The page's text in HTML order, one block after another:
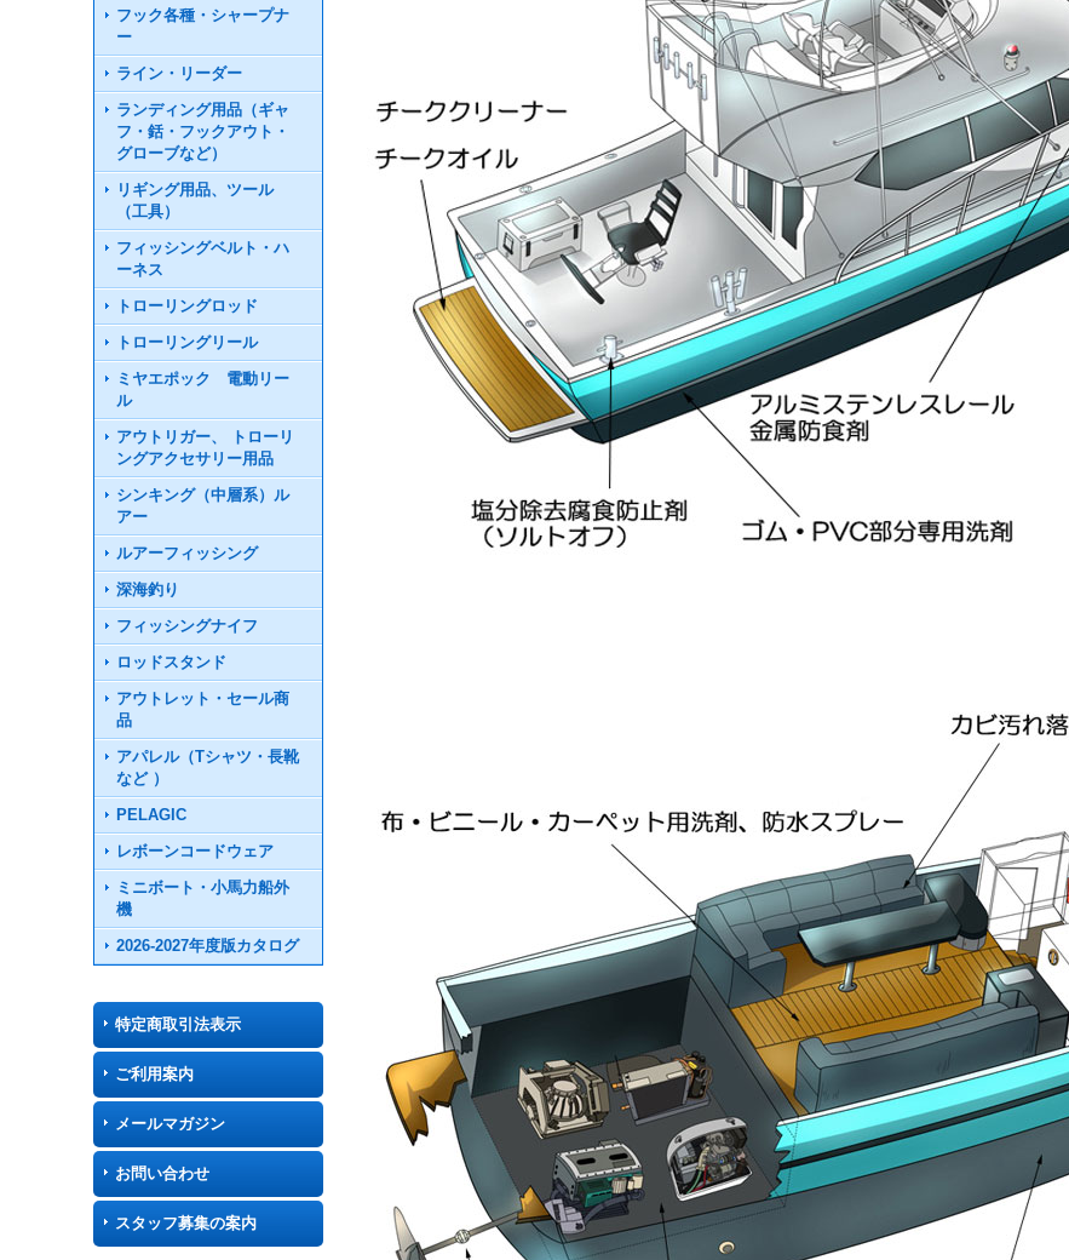
フック各種・シャープナ
ー
ライン・リーダー
ランディング用品（ギャ
フ・銛・フックアウト・
グローブなど）
リギング用品、ツール
（工具）
フィッシングベルト・ハ
ーネス
トローリングロッド
トローリングリール
ミヤエポック 電動リー
ル
アウトリガー、 トローリ
ングアクセサリー用品
シンキング（中層系）ル
アー
ルアーフィッシング
深海釣り
フィッシングナイフ
ロッドスタンド
アウトレット・セール商
品
アパレル（Tシャツ・長靴
など ）
PELAGIC
レボーンコードウェア
ミニボート・小馬力船外
機
2026-2027年度版カタログ
特定商取引法表示
ご利用案内
メールマガジン
お問い合わせ
スタッフ募集の案内